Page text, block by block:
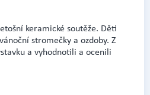
keramické soutěže. Děti
stromečky a ozdoby. Z
a vyhodnotili a ocenili